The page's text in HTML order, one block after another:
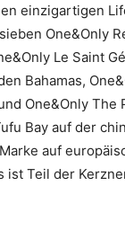
einzigartigen
One&Only
Le Saint
Bahamas,
One&Only
Bay auf der
auf
ist Teil der